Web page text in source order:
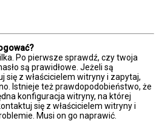
Po pierwsze sprawdź, czy twoja
są prawidłowe. Jeżeli są
się z właścicielem witryny i zapytaj,
Istnieje też prawdopodobieństwo, że
konfiguracja witryny, na której
się z właścicielem witryny i
Musi on go naprawić.